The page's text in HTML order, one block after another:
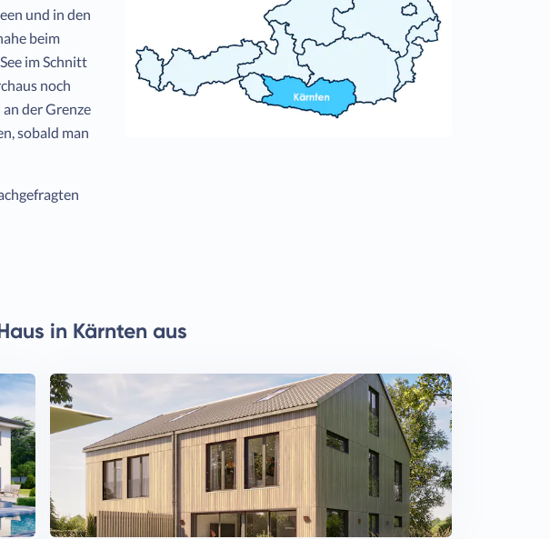
und in den
beim
im Schnitt
noch
der Grenze
sobald man
in Kärnten aus